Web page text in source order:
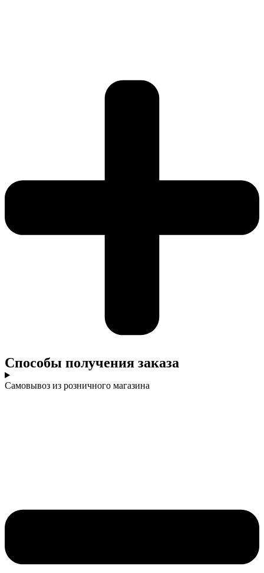
Cпособы получения заказа
Самовывоз из розничного магазина